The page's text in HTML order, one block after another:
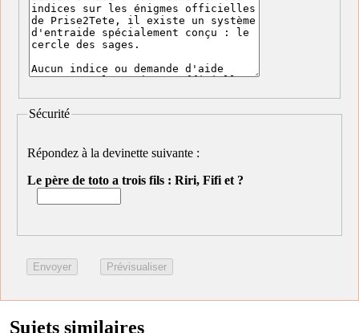
Sécurité
Répondez à la devinette suivante :
Le père de toto a trois fils : Riri, Fifi et ?
Sujets similaires